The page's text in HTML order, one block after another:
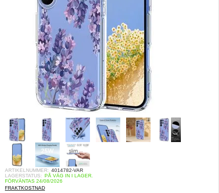
ARTIKELNUMMER: 4014782-VAR
LAGERSTATUS: PÅ VÄG IN I LAGER.
FÖRVÄNTAS 24/08/2026
FRAKTKOSTNAD